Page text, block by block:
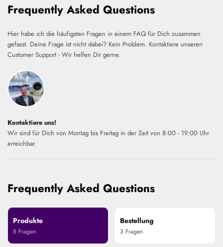
Frequently Asked Questions
Hier habe ich die häufigsten Fragen in einem FAQ für Dich zusammen
gefasst. Deine Frage ist nicht dabei? Kein Problem. Kontaktiere unseren
Customer Support - Wir helfen Dir gerne.
Kontaktiere uns!
Wir sind für Dich von Montag bis Freitag in der Zeit von 8:00 - 19:00 Uhr
erreichbar.
Frequently Asked Questions
Produkte
8 Fragen
Bestellung
3 Fragen